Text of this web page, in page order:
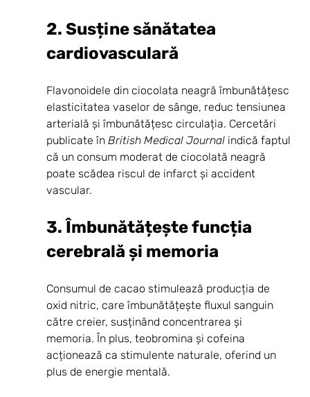
2. Susține sănătatea
cardiovasculară
Flavonoidele din ciocolata neagră îmbunătățesc
elasticitatea vaselor de sânge, reduc tensiunea
arterială și îmbunătățesc circulația. Cercetări
publicate în British Medical Journal indică faptul
că un consum moderat de ciocolată neagră
poate scădea riscul de infarct și accident
vascular.
3. Îmbunătățește funcția
cerebrală și memoria
Consumul de cacao stimulează producția de
oxid nitric, care îmbunătățește fluxul sanguin
către creier, susținând concentrarea și
memoria. În plus, teobromina și cofeina
acționează ca stimulente naturale, oferind un
plus de energie mentală.